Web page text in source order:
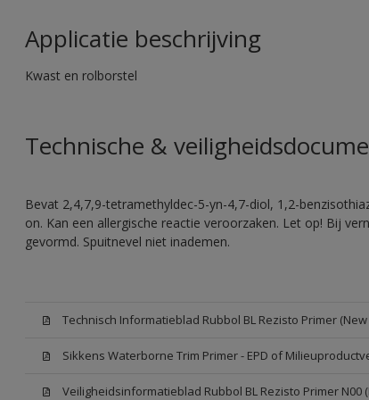
Applicatie beschrijving
Kwast en rolborstel
Technische &
Bevat 2,4,7,9-tetramethyldec-5-yn-4,7-diol, 1,2-
on. Kan een allergische reactie veroorzaken. Let op! Bij
gevormd. Spuitnevel niet inademen.
Technisch Informatieblad Rubbol BL Rezisto Primer (New
Sikkens Waterborne Trim Primer - EPD of
Veiligheidsinformatieblad Rubbol BL Rezisto Primer N00